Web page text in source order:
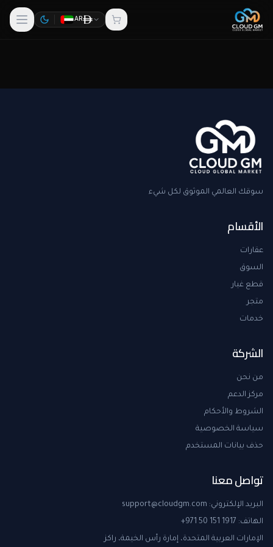
AR
سوقك العالمي الموثوق لكل شيء
الأقسام
عقارات
السوق
قطع غيار
متجر
خدمات
الشركة
من نحن
مركز الدعم
الشروط والأحكام
سياسة الخصوصية
حذف بيانات المستخدم
تواصل معنا
البريد الإلكتروني:
support@cloudgm.com
الهاتف:
+971 50 151 1917
الإمارات العربية المتحدة، إمارة رأس الخيمة، راكز